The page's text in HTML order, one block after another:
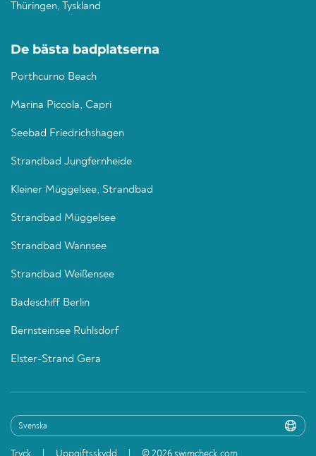
Thüringen, Tyskland
De bästa badplatserna
Porthcurno Beach
Marina Piccola, Capri
Seebad Friedrichshagen
Strandbad Jungfernheide
Kleiner Müggelsee, Strandbad
Strandbad Müggelsee
Strandbad Wannsee
Strandbad Weißensee
Badeschiff Berlin
Bernsteinsee Ruhlsdorf
Elster-Strand Gera